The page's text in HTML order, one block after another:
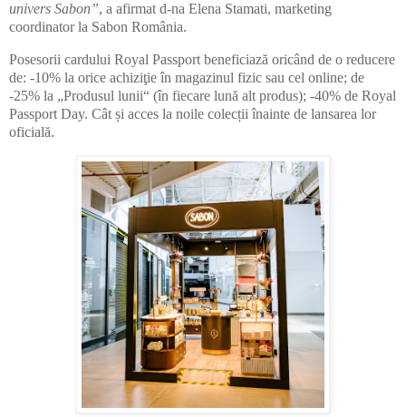
univers Sabon”, a afirmat d-na Elena Stamati, marketing
coordinator la Sabon România.
Posesorii cardului Royal Passport beneficiază oricând de o reducere
de: -10% la orice achiziţie în magazinul fizic sau cel online; de
-25% la „Produsul lunii“ (în fiecare lună alt produs); -40% de Royal
Passport Day. Cât și acces la noile colecții înainte de lansarea lor
oficială.